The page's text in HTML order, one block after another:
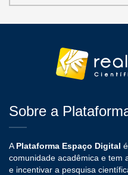
Sobre a
A Plataforma Espaço Digital
comunidade acadêmica e tem
e incentivar a pesquisa